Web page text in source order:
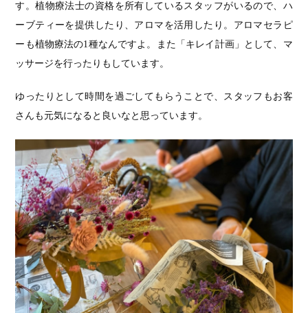
す。植物療法士の資格を所有しているスタッフがいるので、ハ
ーブティーを提供したり、アロマを活用したり。アロマセラピ
ーも植物療法の1種なんですよ。また「キレイ計画」として、マ
ッサージを行ったりもしています。
ゆったりとして時間を過ごしてもらうことで、スタッフもお客
さんも元気になると良いなと思っています。